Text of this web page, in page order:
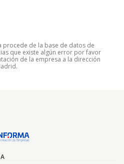
procede de la base de datos de
que existe algún error por favor
de la empresa a la dirección